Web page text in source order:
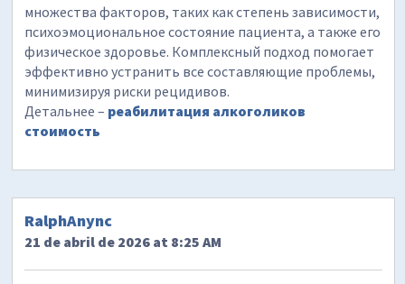
множества факторов, таких как степень зависимости,
психоэмоциональное состояние пациента, а также его
физическое здоровье. Комплексный подход помогает
эффективно устранить все составляющие проблемы,
минимизируя риски рецидивов.
Детальнее – реабилитация алкоголиков
стоимость
RalphAnync
21 de abril de 2026 at 8:25 AM